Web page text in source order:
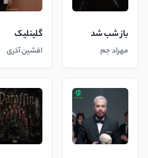
باز شب شد
مهراد جم
گلینلیک
افشین آذری